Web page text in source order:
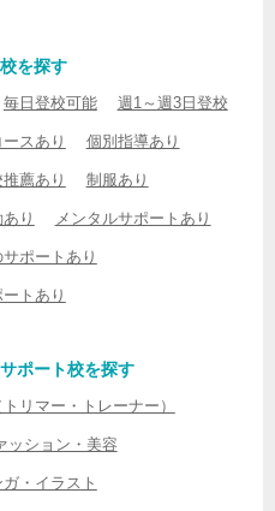
を探す
毎日登校可能 週1～週3日登校
スあり 個別指導あり
薦あり 制服あり
り メンタルサポートあり
ポートあり
トあり
ポート校を探す
リマー・トレーナー）
ッション・美容
・イラスト